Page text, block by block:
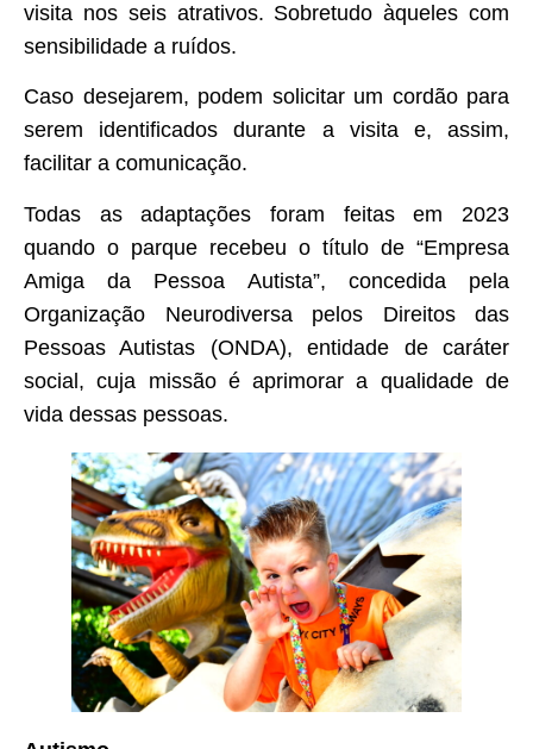
visita nos seis atrativos. Sobretudo àqueles com
sensibilidade a ruídos.
Caso desejarem, podem solicitar um cordão para
serem identificados durante a visita e, assim,
facilitar a comunicação.
Todas as adaptações foram feitas em 2023
quando o parque recebeu o título de “Empresa
Amiga da Pessoa Autista”, concedida pela
Organização Neurodiversa pelos Direitos das
Pessoas Autistas (ONDA), entidade de caráter
social, cuja missão é aprimorar a qualidade de
vida dessas pessoas.